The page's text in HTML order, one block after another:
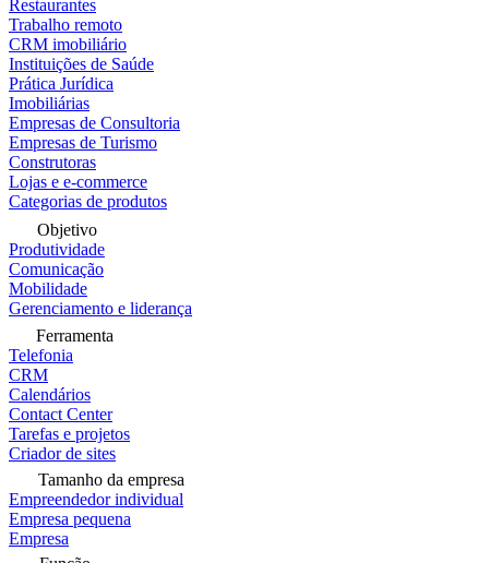
Restaurantes
Trabalho remoto
CRM imobiliário
Instituições de Saúde
Prática Jurídica
Imobiliárias
Empresas de Consultoria
Empresas de Turismo
Construtoras
Lojas e e-commerce
Categorias de produtos
Objetivo
Produtividade
Comunicação
Mobilidade
Gerenciamento e liderança
Ferramenta
Telefonia
CRM
Calendários
Contact Center
Tarefas e projetos
Criador de sites
Tamanho da empresa
Empreendedor individual
Empresa pequena
Empresa